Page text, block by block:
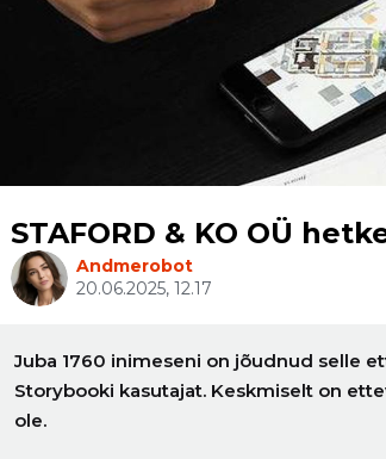
STAFORD & KO OÜ
Andmerobot
20.06.2025, 12.17
Juba 1760 inimeseni on jõudnud selle
Storybooki kasutajat. Keskmiselt on
ole.